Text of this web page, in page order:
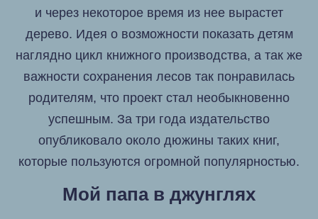
и через некоторое время из нее вырастет
дерево. Идея о возможности показать детям
наглядно цикл книжного производства, а так же
важности сохранения лесов так понравилась
родителям, что проект стал необыкновенно
успешным. За три года издательство
опубликовало около дюжины таких книг,
которые пользуются огромной популярностью.
Мой папа в джунглях